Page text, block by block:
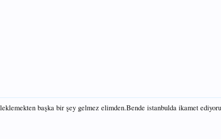
başka bir şey gelmez elimden.Bende istanbulda ikamet